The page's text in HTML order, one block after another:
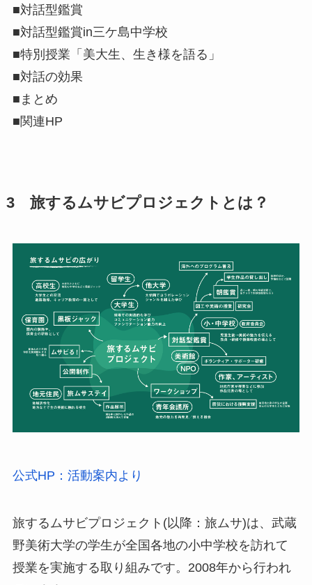
■対話型鑑賞
■対話型鑑賞in三ケ島中学校
■特別授業「美大生、生き様を語る」
■対話の効果
■まとめ
■関連HP
3 旅するムサビプロジェクトとは？
公式HP：活動案内より
旅するムサビプロジェクト(以降：旅ムサ)は、武蔵
野美術大学の学生が全国各地の小中学校を訪れて
授業を実施する取り組みです。2008年から行われ